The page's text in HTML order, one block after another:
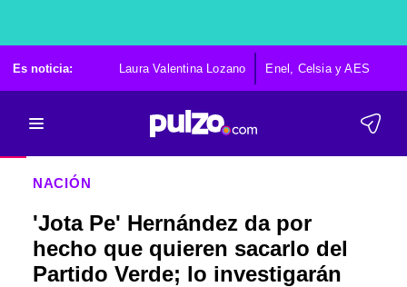
Es noticia: Laura Valentina Lozano Enel, Celsia y AES
NACIÓN
'Jota Pe' Hernández da por
hecho que quieren sacarlo del
Partido Verde; lo investigarán